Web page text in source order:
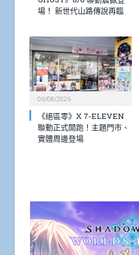
場！ 新世代山路傳說再臨
06/08/2026
《絕區零》X 7-ELEVEN
聯動正式開跑！主題門市、
實體周邊登場